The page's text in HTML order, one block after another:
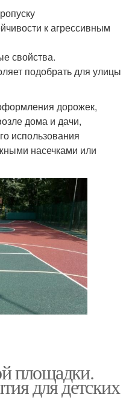
к агрессивным
свойства.
подобрать для улицы
дорожек,
дома и дачи,
использования
насечками или
площадки.
для детских